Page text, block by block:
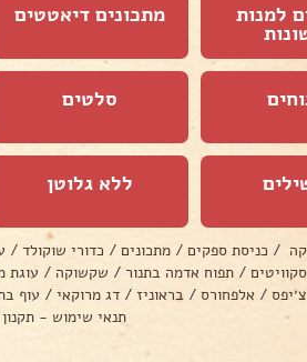
למנות מתכונים דיאטטים
סלטים
ללא גלוטן
/ כניסת ספקים / מתכונים / כדורי שוקולד /
/ תפוח אדמה בתנור / שקשוקה / עוגת
/ אלפחורס / בראוניז / דג מרוקאי / עוף
תנאי שימוש - תקנון